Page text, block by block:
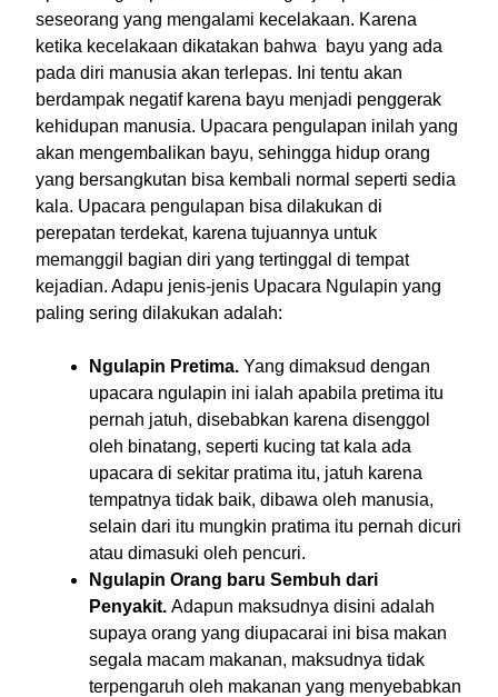
seseorang yang mengalami kecelakaan. Karena
ketika kecelakaan dikatakan bahwa bayu yang ada
pada diri manusia akan terlepas. Ini tentu akan
berdampak negatif karena bayu menjadi penggerak
kehidupan manusia. Upacara pengulapan inilah yang
akan mengembalikan bayu, sehingga hidup orang
yang bersangkutan bisa kembali normal seperti sedia
kala. Upacara pengulapan bisa dilakukan di
perepatan terdekat, karena tujuannya untuk
memanggil bagian diri yang tertinggal di tempat
kejadian. Adapu jenis-jenis Upacara Ngulapin yang
paling sering dilakukan adalah:
Ngulapin Pretima. Yang dimaksud dengan
upacara ngulapin ini ialah apabila pretima itu
pernah jatuh, disebabkan karena disenggol
oleh binatang, seperti kucing tat kala ada
upacara di sekitar pratima itu, jatuh karena
tempatnya tidak baik, dibawa oleh manusia,
selain dari itu mungkin pratima itu pernah dicuri
atau dimasuki oleh pencuri.
Ngulapin Orang baru Sembuh dari
Penyakit. Adapun maksudnya disini adalah
supaya orang yang diupacarai ini bisa makan
segala macam makanan, maksudnya tidak
terpengaruh oleh makanan yang menyebabkan